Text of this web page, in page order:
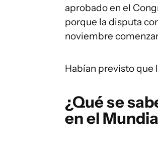
aprobado en el
porque la disputa
noviembre
Habían previsto que
¿Qué se
en el